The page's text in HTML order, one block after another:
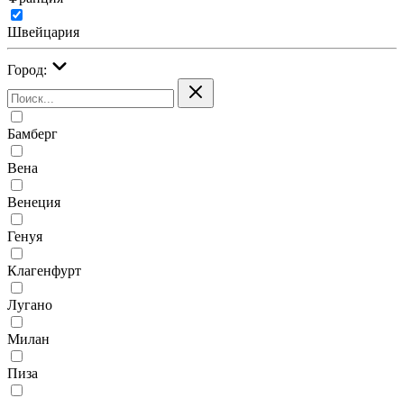
Швейцария
Город:
Бамберг
Вена
Венеция
Генуя
Клагенфурт
Лугано
Милан
Пиза